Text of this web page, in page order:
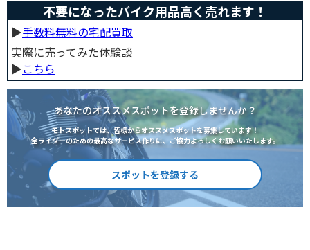
不要になったバイク用品高く売れます！
▶︎手数料無料の宅配買取
実際に売ってみた体験談
▶︎こちら
あなたのオススメスポットを登録しませんか？
モトスポットでは、皆様からオススメスポットを募集しています！
全ライダーのための最高なサービス作りに、ご協力よろしくお願いいたします。
スポットを登録する